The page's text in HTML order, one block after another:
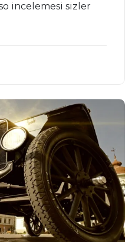
incelemesi sizler